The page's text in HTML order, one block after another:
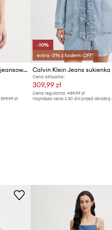
Calvin Klein Jeans sukienka jeansowa
399,99 zł
-10%
extra -5% z kodem: OFF*
Cena aktualna:
309,99 zł
Cena regularna:489,99 zł
Najniższa cena z 30 dni przed obniżką: